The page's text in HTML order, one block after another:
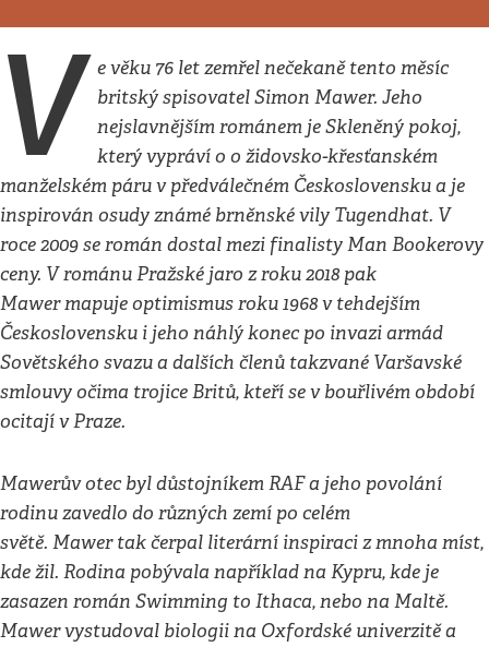
V
e věku 76 let zemřel nečekaně tento měsíc
britský spisovatel Simon Mawer. Jeho
nejslavnějším románem je Skleněný pokoj,
který vypráví o o židovsko-křesťanském
manželském páru v předválečném Československu a je
inspirován osudy známé brněnské vily Tugendhat. V
roce 2009 se román dostal mezi finalisty Man Bookerovy
ceny. V románu Pražské jaro z roku 2018 pak
Mawer mapuje optimismus roku 1968 v tehdejším
Československu i jeho náhlý konec po invazi armád
Sovětského svazu a dalších členů takzvané Varšavské
smlouvy očima trojice Britů, kteří se v bouřlivém období
ocitají v Praze.
Mawerův otec byl důstojníkem RAF a jeho povolání
rodinu zavedlo do různých zemí po celém
světě. Mawer tak čerpal literární inspiraci z mnoha míst,
kde žil. Rodina pobývala například na Kypru, kde je
zasazen román Swimming to Ithaca, nebo na Maltě.
Mawer vystudoval biologii na Oxfordské univerzitě a